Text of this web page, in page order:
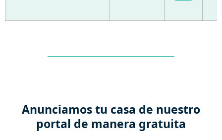
Anunciamos tu casa de nuestro
portal de manera gratuita